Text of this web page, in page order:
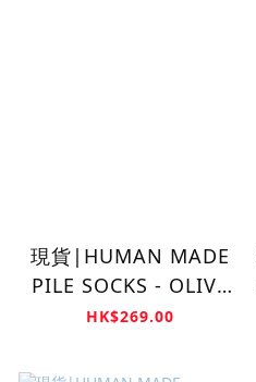
現貨|HUMAN MADE
PILE SOCKS - OLIVE
HEART
HK$269.00